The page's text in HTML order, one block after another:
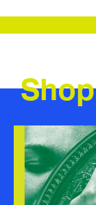
Shop